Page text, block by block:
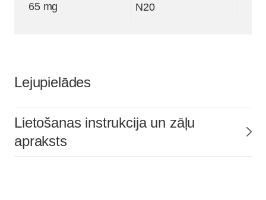
65 mg N20
Lejupielādes
Lietošanas instrukcija un zāļu
apraksts